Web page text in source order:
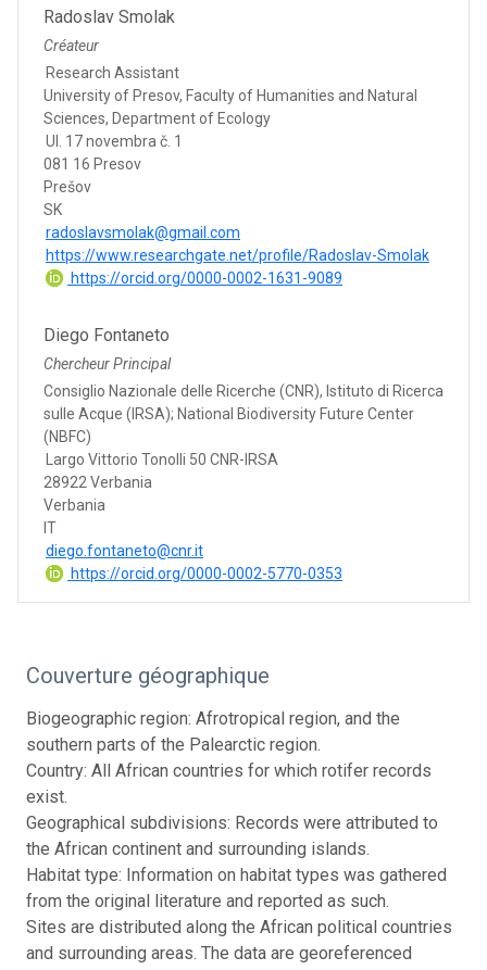
Radoslav Smolak
Créateur
Research Assistant
University of Presov, Faculty of Humanities and Natural
Sciences, Department of Ecology
Ul. 17 novembra č. 1
081 16 Presov
Prešov
SK
radoslavsmolak@gmail.com
https://www.researchgate.net/profile/Radoslav-Smolak
https://orcid.org/0000-0002-1631-9089
Diego Fontaneto
Chercheur Principal
Consiglio Nazionale delle Ricerche (CNR), Istituto di Ricerca
sulle Acque (IRSA); National Biodiversity Future Center
(NBFC)
Largo Vittorio Tonolli 50 CNR-IRSA
28922 Verbania
Verbania
IT
diego.fontaneto@cnr.it
https://orcid.org/0000-0002-5770-0353
Couverture géographique
Biogeographic region: Afrotropical region, and the
southern parts of the Palearctic region.
Country: All African countries for which rotifer records
exist.
Geographical subdivisions: Records were attributed to
the African continent and surrounding islands.
Habitat type: Information on habitat types was gathered
from the original literature and reported as such.
Sites are distributed along the African political countries
and surrounding areas. The data are georeferenced